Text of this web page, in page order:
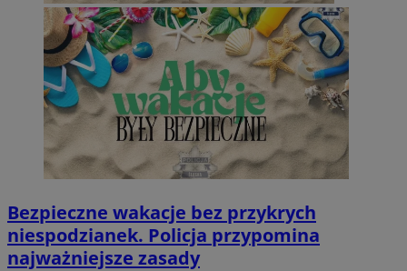
Bezpieczne wakacje bez przykrych
niespodzianek. Policja przypomina
najważniejsze zasady